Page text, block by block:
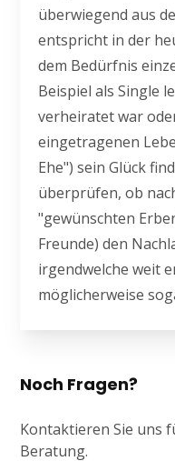
überwiegend aus
entspricht in der
dem Bedürfnis
Beispiel als Single
verheiratet war
eingetragenen
Ehe") sein Glück
überprüfen, ob
"gewünschten
Freunde) den
irgendwelche weit
möglicherweise
Noch Fragen?
Kontaktieren Sie uns
Beratung.